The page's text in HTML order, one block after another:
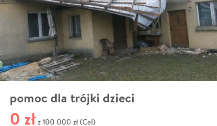
pomoc dla trójki dzieci
0 zł z 100 000 zł (Cel)